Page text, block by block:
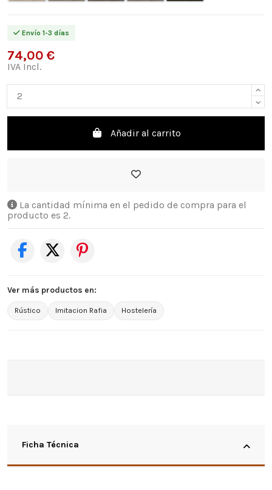
Envío 1-3 días
74,00 €
IVA Incl.
Añadir al carrito
La cantidad mínima en el pedido de compra para el
producto es 2.
Ver más productos en:
Rústico Imitacion Rafia Hostelería
Ficha Técnica